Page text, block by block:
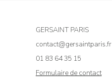
GERSAINT PARIS
contact@gersaintparis.fr
01 83 64 35 15
Formulaire de contact